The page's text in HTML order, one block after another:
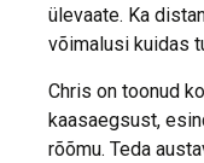
ülevaate. Ka
võimalusi kuidas
Chris on toonud
kaasaegsust,
rõõmu. Teda